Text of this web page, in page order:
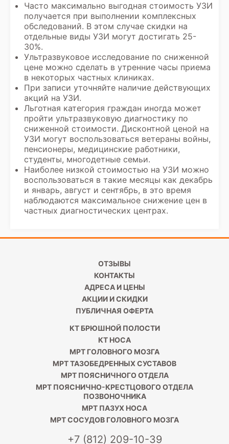
Часто максимально выгодная стоимость УЗИ
получается при выполнении комплексных
обследований. В этом случае скидки на
отдельные виды УЗИ могут достигать 25-
30%.
Ультразвуковое исследование по сниженной
цене можно сделать в утренние часы приема
в некоторых частных клиниках.
При записи уточняйте наличие действующих
акций на УЗИ.
Льготная категория граждан иногда может
пройти ультразвуковую диагностику по
сниженной стоимости. Дисконтной ценой на
УЗИ могут воспользоваться ветераны войны,
пенсионеры, медицинские работники,
студенты, многодетные семьи.
Наиболее низкой стоимостью на УЗИ можно
воспользоваться в такие месяцы как декабрь
и январь, август и сентябрь, в это время
наблюдаются максимальное снижение цен в
частных диагностических центрах.
ОТЗЫВЫ
КОНТАКТЫ
АДРЕСА И ЦЕНЫ
АКЦИИ И СКИДКИ
ПУБЛИЧНАЯ ОФЕРТА
КТ БРЮШНОЙ ПОЛОСТИ
КТ НОСА
МРТ ГОЛОВНОГО МОЗГА
МРТ ТАЗОБЕДРЕННЫХ СУСТАВОВ
МРТ ПОЯСНИЧНОГО ОТДЕЛА
МРТ ПОЯСНИЧНО-КРЕСТЦОВОГО ОТДЕЛА
ПОЗВОНОЧНИКА
МРТ ПАЗУХ НОСА
МРТ СОСУДОВ ГОЛОВНОГО МОЗГА
+7 (812) 209-10-39